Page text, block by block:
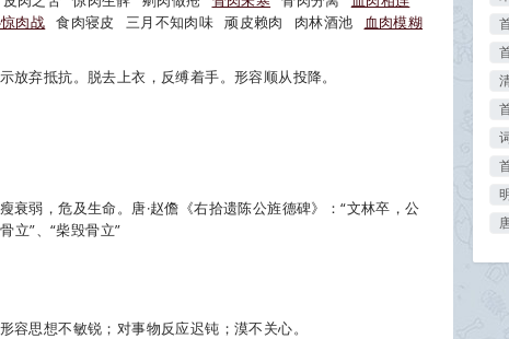
肉战 食肉寝皮 三月不知肉味 顽皮赖肉 肉林酒池
血肉模糊
放弃抵抗。脱去上衣，反缚着手。形容顺从投降。
衰弱，危及生命。唐·赵儋《右拾遗陈公旌德碑》：“文林卒，公
立”、“柴毁骨立”
容思想不敏锐；对事物反应迟钝；漠不关心。